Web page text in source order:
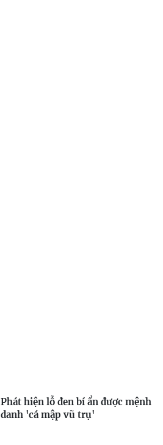
Phát hiện lỗ đen bí ẩn được mệnh
danh 'cá mập vũ trụ'